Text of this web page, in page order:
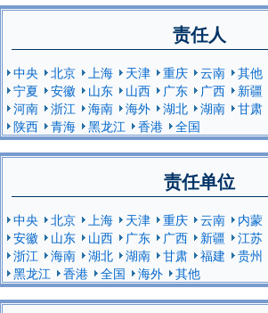
责任人
中央 北京 上海 天津 重庆 云南 其他
宁夏
安徽 山东 山西 广东 广西 新疆
河南
浙江 海南 海外 湖北 湖南 甘肃
陕西
青海 黑龙江 香港 全国
责任单位
中央 北京 上海 天津 重庆 云南 内蒙
安徽
山东 山西 广东 广西 新疆 江苏
浙江
海南 湖北 湖南 甘肃 福建 贵州
黑龙江
香港 全国 海外 其他